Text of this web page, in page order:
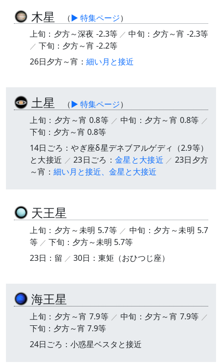
木星 （▶ 特集ページ）
上旬：夕方～深夜 -2.3等
中旬：夕方～宵 -2.3等
下旬：夕方～宵 -2.2等
26日夕方～宵： 細い月と接近
土星 （▶ 特集ページ）
上旬：夕方～宵 0.8等
中旬：夕方～宵 0.8等
下旬：夕方～宵 0.8等
14日ごろ：やぎ座δ星デネブアルゲディ（2.9等）
と大接近
23日ごろ：金星と大接近
23日夕方
～宵： 細い月と接近、金星と大接近
天王星
上旬：夕方～未明 5.7等
中旬：夕方～未明 5.7
等
下旬：夕方～未明 5.7等
23日：留
30日：東矩（おひつじ座）
海王星
上旬：夕方～宵 7.9等
中旬：夕方～宵 7.9等
下旬：夕方～宵 7.9等
24日ごろ：小惑星ベスタと接近